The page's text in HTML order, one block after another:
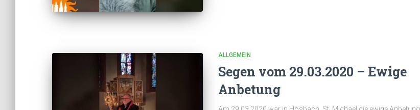
ALLGEMEIN
Segen vom 29.03.2020 – Ewige
Anbetung